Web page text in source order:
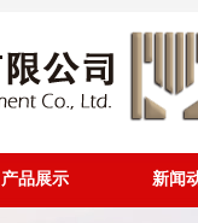
产品展示 新闻